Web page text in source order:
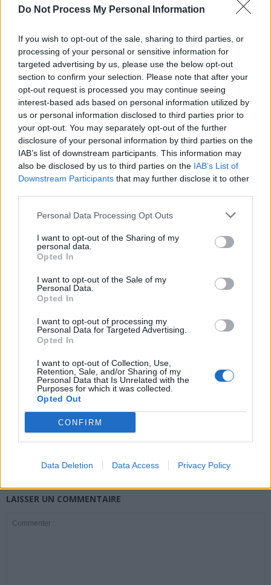
Do Not Process My Personal Information
If you wish to opt-out of the sale, sharing to third parties, or
processing of your personal or sensitive information for
targeted advertising by us, please use the below opt-out
section to confirm your selection. Please note that after your
opt-out request is processed you may continue seeing
interest-based ads based on personal information utilized by
us or personal information disclosed to third parties prior to
your opt-out. You may separately opt-out of the further
disclosure of your personal information by third parties on the
IAB’s list of downstream participants. This information may
also be disclosed by us to third parties on the IAB’s List of
Downstream Participants that may further disclose it to other
Personal Data Processing Opt Outs
I want to opt-out of the Sharing of my
personal data.
Opted In
I want to opt-out of the Sale of my
Personal Data.
Opted In
I want to opt-out of processing my
Personal Data for Targeted Advertising.
Opted In
I want to opt-out of Collection, Use,
Retention, Sale, and/or Sharing of my
Personal Data that Is Unrelated with the
Purposes for which it was collected.
Opted Out
CONFIRM
Data Deletion Data Access Privacy Policy
Les spécialistes recommandent de réfléchir aux raisons derrière
toujours les mêmes solutions qu’une anxiété persistante ou une
difficulté plus profonde à aborder la journée.
Article précédent
Fin du confinement pour
20 Français en contact
avec une victime
Article suivant
Les Français dorment
moins que recommandé :
un risque pour leur santé
ARTICLES CONNEXES
Santé
Canicule : les conseils
essentiels des
Santé
Éclipse du 12 août :
attention à la pénurie de
Santé
LAISSER UN COMMENTAIRE